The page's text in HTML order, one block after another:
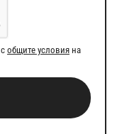
общите условия на